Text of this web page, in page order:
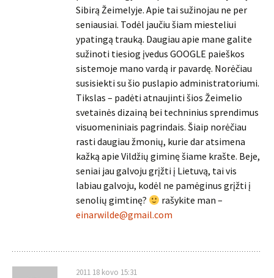
Sibirą Žeimelyje. Apie tai sužinojau ne per
seniausiai. Todėl jaučiu šiam miesteliui
ypatingą trauką. Daugiau apie mane galite
sužinoti tiesiog įvedus GOOGLE paieškos
sistemoje mano vardą ir pavardę. Norėčiau
susisiekti su šio puslapio administratoriumi.
Tikslas – padėti atnaujinti šios Žeimelio
svetainės dizainą bei techninius sprendimus
visuomeniniais pagrindais. Šiaip norėčiau
rasti daugiau žmonių, kurie dar atsimena
kažką apie Vildžių giminę šiame krašte. Beje,
seniai jau galvoju grįžti į Lietuvą, tai vis
labiau galvoju, kodėl ne pamėginus grįžti į
senolių gimtinę?
rašykite man –
einarwilde@gmail.com
2011 18 kovo 15:31